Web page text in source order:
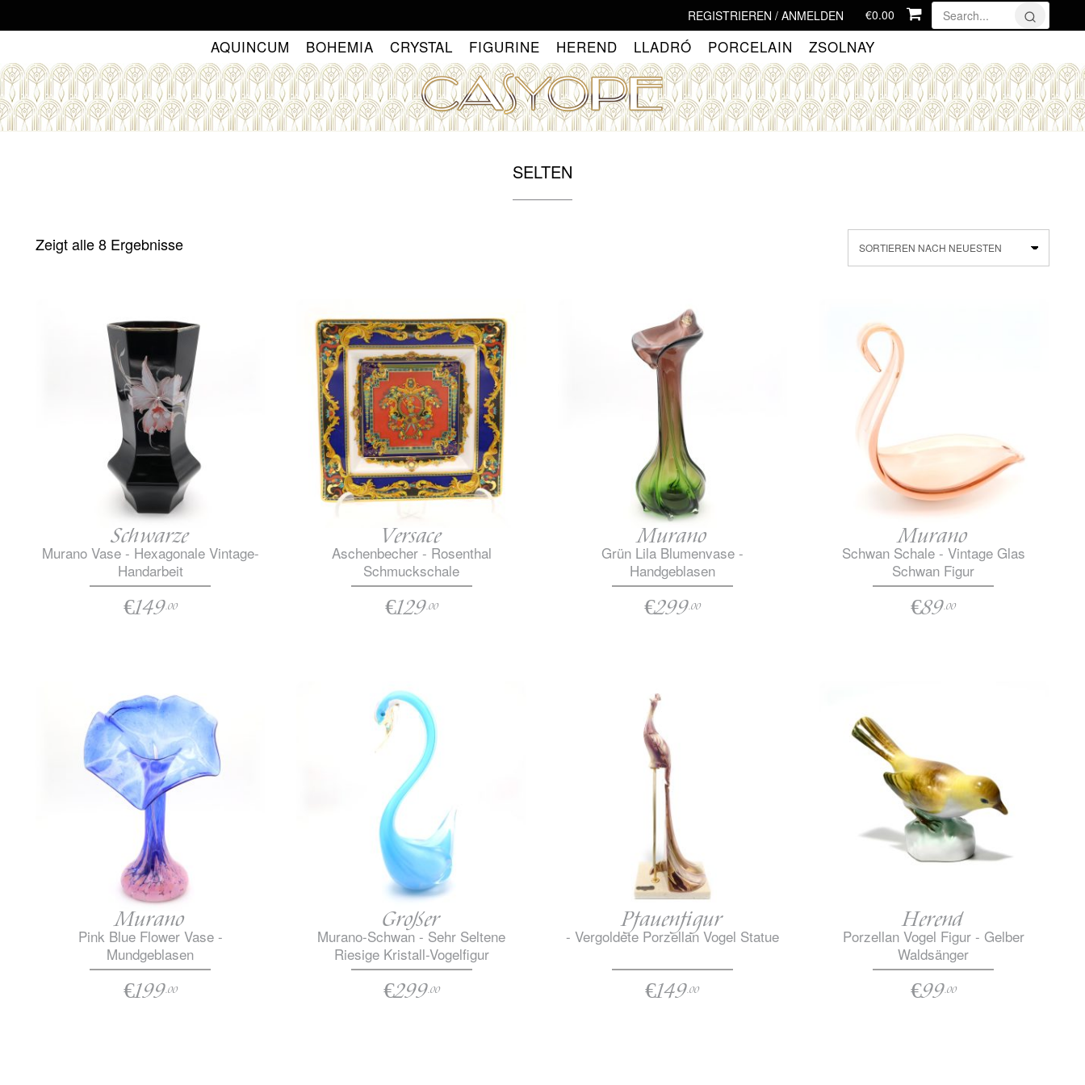
to
REGISTRIEREN / ANMELDEN €0.00
AQUINCUM BOHEMIA CRYSTAL FIGURINE HEREND LLADRÓ PORCELAIN ZSOLNAY
SELTEN
Zeigt alle 8 Ergebnisse
Schwarze
Murano Vase - Hexagonale Vintage-
Handarbeit
€149.00
Versace
Aschenbecher - Rosenthal
Schmuckschale
€129.00
Murano
Grün Lila Blumenvase -
Handgeblasen
€299.00
Murano
Schwan Schale - Vintage Glas
Schwan Figur
€89.00
Murano
Pink Blue Flower Vase -
Mundgeblasen
€199.00
Großer
Murano-Schwan - Sehr Seltene
Riesige Kristall-Vogelfigur
€299.00
Pfauenfigur
- Vergoldete Porzellan Vogel Statue
€149.00
Herend
Porzellan Vogel Figur - Gelber
Waldsänger
€99.00